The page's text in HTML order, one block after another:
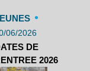
•
06/2026
DE
2026